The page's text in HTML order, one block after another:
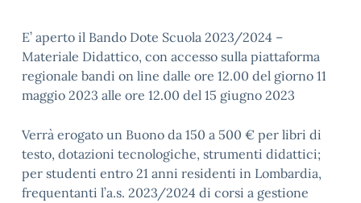
E’ aperto il Bando Dote Scuola 2023/2024 –
Materiale Didattico, con accesso sulla piattaforma
regionale bandi on line dalle ore 12.00 del giorno 11
maggio 2023 alle ore 12.00 del 15 giugno 2023
Verrà erogato un Buono da 150 a 500 € per libri di
testo, dotazioni tecnologiche, strumenti didattici;
per studenti entro 21 anni residenti in Lombardia,
frequentanti l’a.s. 2023/2024 di corsi a gestione